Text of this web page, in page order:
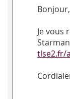
Bonjour,
Je vous
tlse2.fr/